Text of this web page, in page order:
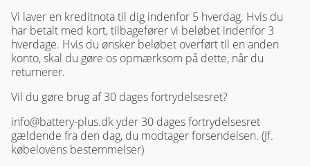
Vi laver en kreditnota til dig indenfor 5 hverdag. Hvis du
har betalt med kort, tilbagefører vi beløbet indenfor 3
hverdage. Hvis du ønsker beløbet overført til en anden
konto, skal du gøre os opmærksom på dette, når du
returnerer.
Vil du gøre brug af 30 dages fortrydelsesret?
info@battery-plus.dk yder 30 dages fortrydelsesret
gældende fra den dag, du modtager forsendelsen. (Jf.
købelovens bestemmelser)